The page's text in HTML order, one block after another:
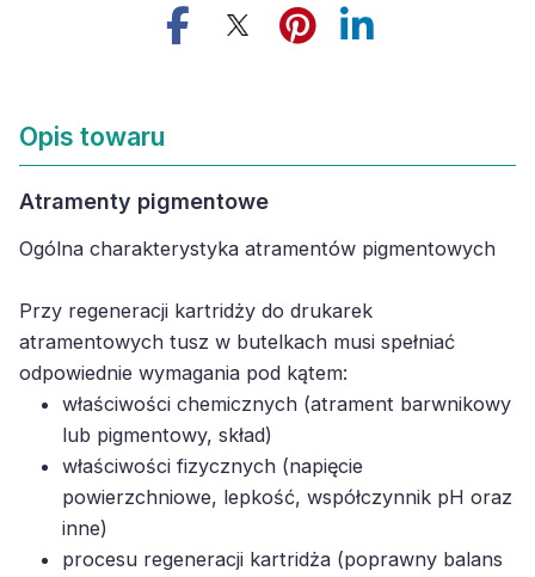
Opis towaru
Atramenty pigmentowe
Ogólna charakterystyka atramentów pigmentowych
Przy regeneracji kartridży do drukarek
atramentowych tusz w butelkach musi spełniać
odpowiednie wymagania pod kątem:
właściwości chemicznych (atrament barwnikowy
lub pigmentowy, skład)
właściwości fizycznych (napięcie
powierzchniowe, lepkość, współczynnik pH oraz
inne)
procesu regeneracji kartridża (poprawny balans